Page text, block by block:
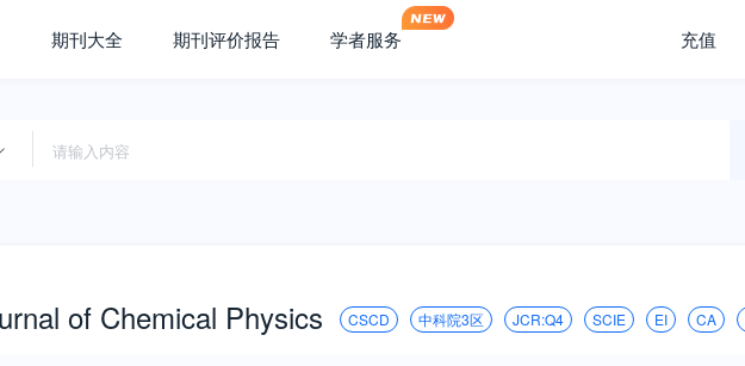
期刊大全 期刊评价报告 学者服务 充值
of Chemical Physics CSCD 中科院3区 JCR:Q4 SCIE EI CA